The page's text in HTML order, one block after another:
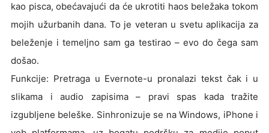
kao pisca, obećavajući da će ukrotiti haos beležaka tokom
mojih užurbanih dana. To je veteran u svetu aplikacija za
beleženje i temeljno sam ga testirao – evo do čega sam
došao.
Funkcije: Pretraga u Evernote-u pronalazi tekst čak i u
slikama i audio zapisima – pravi spas kada tražite
izgubljene beleške. Sinhronizuje se na Windows, iPhone i